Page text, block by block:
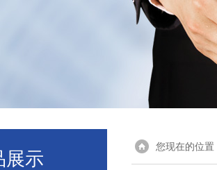
展示
您现在的位置